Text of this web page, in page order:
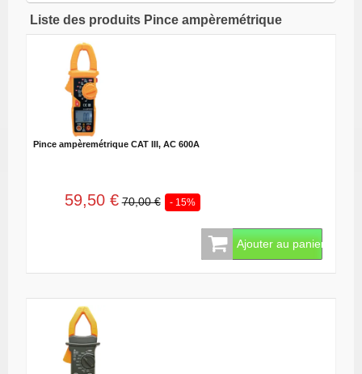
NOS PROMOTIONS
PRÉVENTION COVID-19
Liste des produits Pince ampèremétrique
Pince ampèremétrique CAT III, AC 600A
59,50 € 70,00 € - 15%
Ajouter au panier